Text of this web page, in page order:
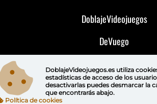
DoblajeVideojuegos
DeVuego
DeVuego LATAM
DoblajeVideojuegos.es utiliza
estadísticas de acceso de los
desactivarlas puedes desmarcar la
que encontrarás abajo.
Política de cookies